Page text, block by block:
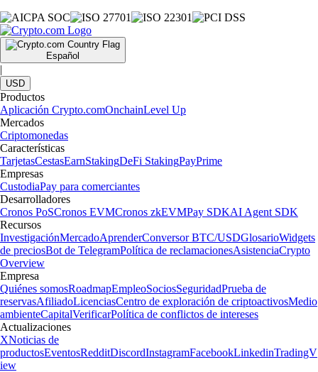
Español
|
USD
Productos
Aplicación Crypto.comOnchainLevel Up
Mercados
Criptomonedas
Características
TarjetasCestasEarnStakingDeFi StakingPayPrime
Empresas
CustodiaPay para comerciantes
Desarrolladores
Cronos PoSCronos EVMCronos zkEVMPay SDKAI Agent SDK
Recursos
InvestigaciónMercadoAprenderConversor BTC/USDGlosarioWidgets
de preciosBot de TelegramPolítica de reclamacionesAsistenciaCrypto
Overview
Empresa
Quiénes somosRoadmapEmpleoSociosSeguridadPrueba de
reservasAfiliadoLicenciasCentro de exploración de criptoactivosMedio
ambienteCapitalVerificarPolítica de conflictos de intereses
Actualizaciones
XNoticias de
productosEventosRedditDiscordInstagramFacebookLinkedinTradingV
iew